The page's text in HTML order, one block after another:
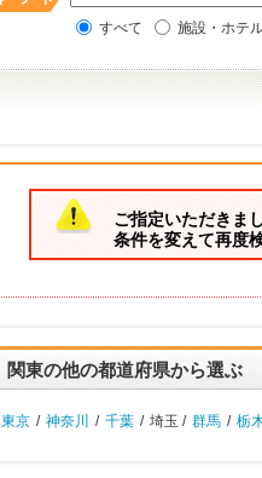
すべて 施設・ホテ
ご指定いただきま
条件を変えて再度
関東の他の都道府県から選ぶ
東京 / 神奈川 / 千葉 / 埼玉 / 群馬 / 栃